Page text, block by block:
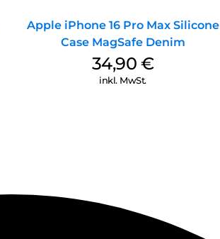
Apple iPhone 16 Pro Max Silicone
Case MagSafe Denim
34,90 €
inkl. MwSt.